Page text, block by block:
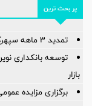
پر بحث ترین
تمدید 3 ماهه سپهرکارت‌های بانک صادرات ایران
توسعه بانکداری
بازار
برگزاری مزایده عمومی ۸۸ فقره از املاك مازاد